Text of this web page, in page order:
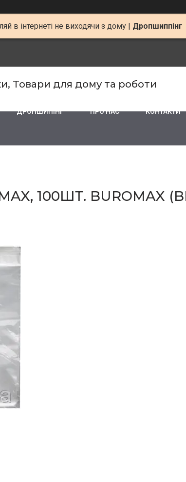
в інтернеті не виходячи з дому | Дропшиппінг
Товари для дому та роботи
ДРОПШИПІНГ ПРО НАС КОНТАКТИ
100ШТ. BUROMAX